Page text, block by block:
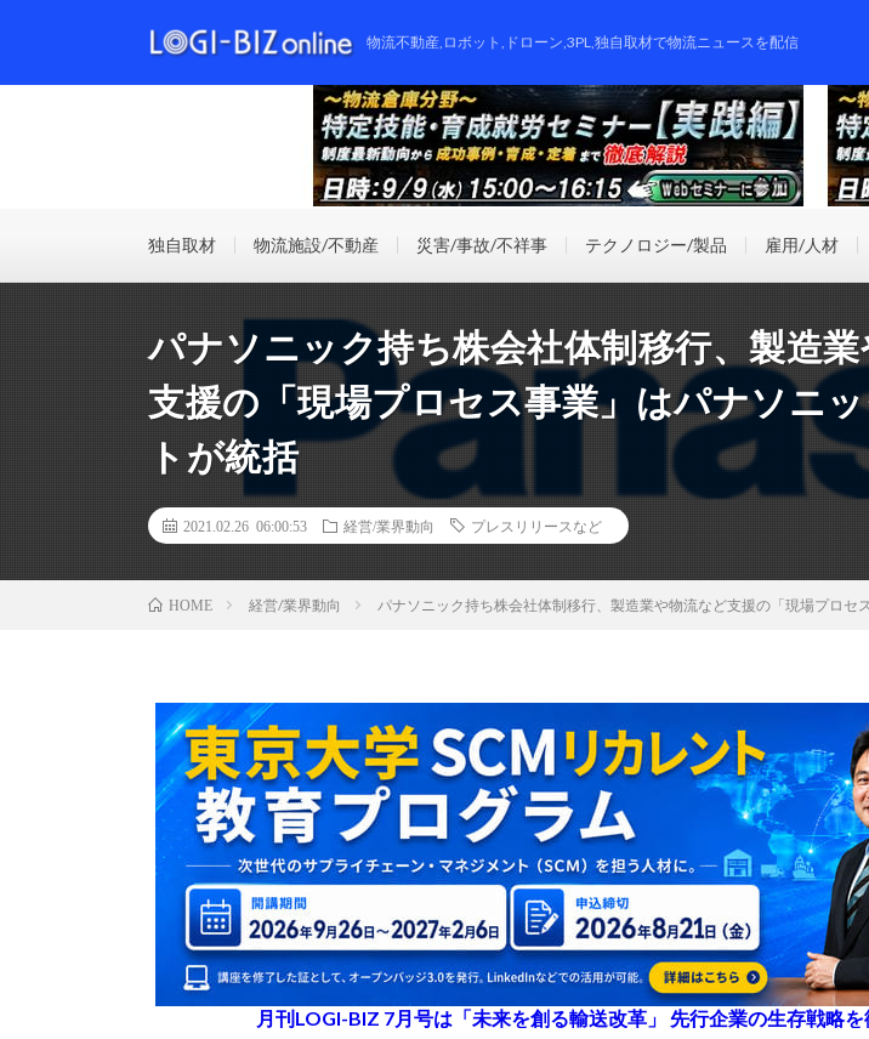
物流不動産,ロボット,ドローン,3PL,独自取材で物流ニュースを配信
独自取材 物流施設/不動産 災害/事故/不祥事 テクノロジー/製品 雇用/人材
パナソニック持ち株会社体制移行、製造
支援の「現場プロセス事業」はパナソニ
トが統括
2021.02.26 06:00:53 経営/業界動向 プレスリリースなど
HOME 経営/業界動向 パナソニック持ち株会社体制移行、製造業や物流など支援の「現場プロセ
月刊LOGI-BIZ 7月号は「未来を創る輸送改革」 先行企業の生存戦略